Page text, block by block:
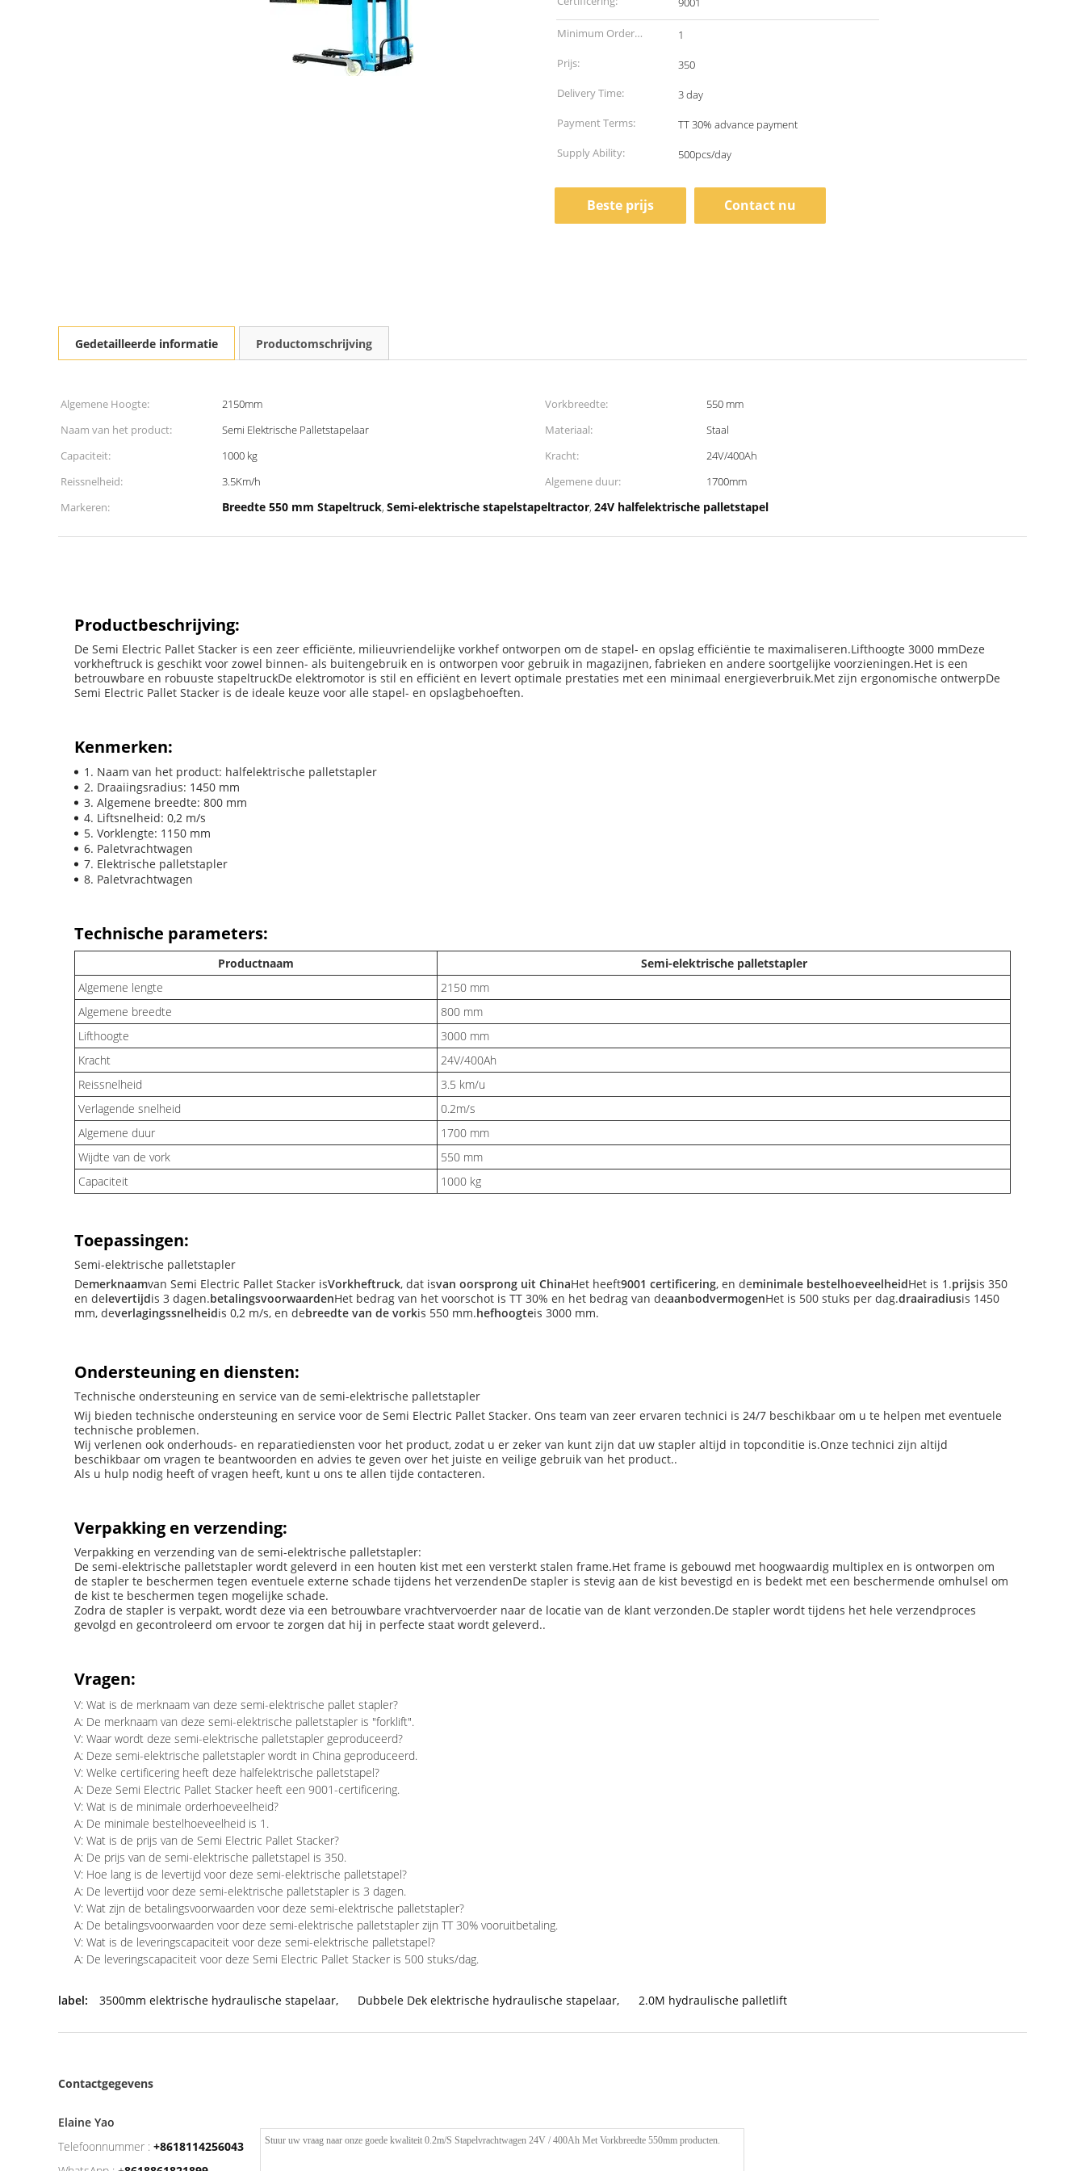
Minimum Order
Quantity:
1
Prijs:
350
Delivery Time:
3 day
Payment Terms:
TT 30% advance payment
Supply Ability:
500pcs/day
Beste prijs Contact nu
Gedetailleerde informatie Productomschrijving
Algemene Hoogte: 2150mm Vorkbreedte:
550 mm
Naam van het product:
Semi Elektrische Palletstapelaar Materiaal:
Staal
Capaciteit:
1000 kg Kracht:
24V/400Ah
Reissnelheid:
3.5Km/h Algemene duur:
1700mm
Markeren:
Breedte 550 mm Stapeltruck, Semi-elektrische stapelstapeltractor, 24V halfelektrische palletstapel
Productbeschrijving:
De Semi Electric Pallet Stacker is een zeer efficiënte, milieuvriendelijke vorkhef ontworpen om de stapel- en opslag efficiëntie te maximaliseren.Lifthoogte 3000 mmDeze
vorkheftruck is geschikt voor zowel binnen- als buitengebruik en is ontworpen voor gebruik in magazijnen, fabrieken en andere soortgelijke voorzieningen.Het is een
betrouwbare en robuuste stapeltruckDe elektromotor is stil en efficiënt en levert optimale prestaties met een minimaal energieverbruik.Met zijn ergonomische ontwerpDe
Semi Electric Pallet Stacker is de ideale keuze voor alle stapel- en opslagbehoeften.
Kenmerken:
Naam van het product: halfelektrische palletstapler
Draaiingsradius: 1450 mm
Algemene breedte: 800 mm
Liftsnelheid: 0,2 m/s
Vorklengte: 1150 mm
Paletvrachtwagen
Elektrische palletstapler
Paletvrachtwagen
Technische parameters:
Productnaam
Semi-elektrische palletstapler
Algemene lengte
2150 mm
Algemene breedte
800 mm
Lifthoogte
3000 mm
Kracht
24V/400Ah
Reissnelheid
3.5 km/u
Verlagende snelheid
0.2m/s
Algemene duur
1700 mm
Wijdte van de vork
550 mm
Capaciteit
1000 kg
Toepassingen:
Semi-elektrische palletstapler
Demerknaamvan Semi Electric Pallet Stacker isVorkheftruck, dat isvan oorsprong uit ChinaHet heeft9001 certificering, en deminimale bestelhoeveelheidHet is 1.prijsis 350
en delevertijdis 3 dagen.betalingsvoorwaardenHet bedrag van het voorschot is TT 30% en het bedrag van deaanbodvermogenHet is 500 stuks per dag.draairadiusis 1450
mm, deverlagingssnelheidis 0,2 m/s, en debreedte van de vorkis 550 mm.hefhoogteis 3000 mm.
Ondersteuning en diensten:
Technische ondersteuning en service van de semi-elektrische palletstapler
Wij bieden technische ondersteuning en service voor de Semi Electric Pallet Stacker. Ons team van zeer ervaren technici is 24/7 beschikbaar om u te helpen met eventuele
technische problemen.
Wij verlenen ook onderhouds- en reparatiediensten voor het product, zodat u er zeker van kunt zijn dat uw stapler altijd in topconditie is.Onze technici zijn altijd
beschikbaar om vragen te beantwoorden en advies te geven over het juiste en veilige gebruik van het product..
Als u hulp nodig heeft of vragen heeft, kunt u ons te allen tijde contacteren.
Verpakking en verzending:
Verpakking en verzending van de semi-elektrische palletstapler:
De semi-elektrische palletstapler wordt geleverd in een houten kist met een versterkt stalen frame.Het frame is gebouwd met hoogwaardig multiplex en is ontworpen om
de stapler te beschermen tegen eventuele externe schade tijdens het verzendenDe stapler is stevig aan de kist bevestigd en is bedekt met een beschermende omhulsel om
de kist te beschermen tegen mogelijke schade.
Zodra de stapler is verpakt, wordt deze via een betrouwbare vrachtvervoerder naar de locatie van de klant verzonden.De stapler wordt tijdens het hele verzendproces
gevolgd en gecontroleerd om ervoor te zorgen dat hij in perfecte staat wordt geleverd..
Vragen:
V: Wat is de merknaam van deze semi-elektrische pallet stapler?
A: De merknaam van deze semi-elektrische palletstapler is "forklift".
V: Waar wordt deze semi-elektrische palletstapler geproduceerd?
A: Deze semi-elektrische palletstapler wordt in China geproduceerd.
V: Welke certificering heeft deze halfelektrische palletstapel?
A: Deze Semi Electric Pallet Stacker heeft een 9001-certificering.
V: Wat is de minimale orderhoeveelheid?
A: De minimale bestelhoeveelheid is 1.
V: Wat is de prijs van de Semi Electric Pallet Stacker?
A: De prijs van de semi-elektrische palletstapel is 350.
V: Hoe lang is de levertijd voor deze semi-elektrische palletstapel?
A: De levertijd voor deze semi-elektrische palletstapler is 3 dagen.
V: Wat zijn de betalingsvoorwaarden voor deze semi-elektrische palletstapler?
A: De betalingsvoorwaarden voor deze semi-elektrische palletstapler zijn TT 30% vooruitbetaling.
V: Wat is de leveringscapaciteit voor deze semi-elektrische palletstapel?
A: De leveringscapaciteit voor deze Semi Electric Pallet Stacker is 500 stuks/dag.
label: 3500mm elektrische hydraulische stapelaar, Dubbele Dek elektrische hydraulische stapelaar, 2.0M hydraulische palletlift
Contactgegevens
Elaine Yao
Telefoonnummer : +8618114256043